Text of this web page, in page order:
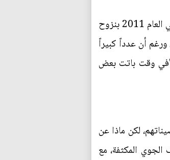
وأدت الحرب ضد تنظيم داعش في العراق الى نزوح نحو ثلاثة ملايين شخص، فيما تسبب النزاع في سوريا منذ اندلاعه في العام 2011 بنزوح
11 مليون شخص الى دعم انساني. ورغم أن عدداً كبيراً
"في وقت باتت بعض
لكن ماذا عن
المكثفة، مع